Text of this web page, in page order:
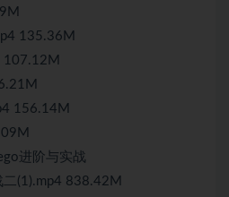
135.36M
107.12M
156.14M
进阶与实战
(1).mp4 838.42M